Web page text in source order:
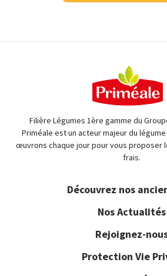
Filière Légumes 1ère gamme du
Priméale est un acteur majeur du
œuvrons chaque jour pour vous proposer
frais.
Découvrez nos
Nos Actualités
Rejoignez-
Protection Vie